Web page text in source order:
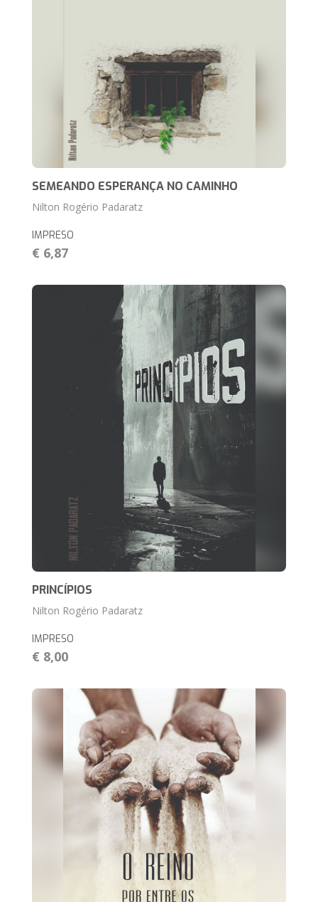
SEMEANDO ESPERANÇA NO CAMINHO
Nilton Rogério Padaratz
IMPRESO
€ 6,87
PRINCÍPIOS
Nilton Rogério Padaratz
IMPRESO
€ 8,00